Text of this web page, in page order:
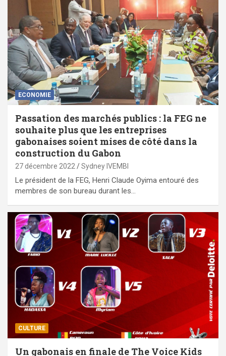
ECONOMIE
Passation des marchés publics : la FEG ne
souhaite plus que les entreprises
gabonaises soient mises de côté dans la
construction du Gabon
27 décembre 2022 Sydney IVEMBI
Le président de la FEG, Henri Claude Oyima entouré des
membres de son bureau durant les…
CULTURE
Un gabonais en finale de The Voice Kids